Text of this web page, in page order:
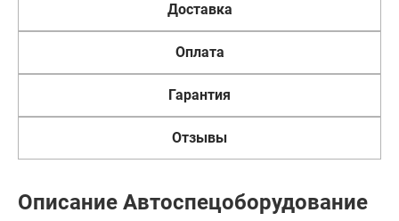
Доставка
Оплата
Гарантия
Отзывы
Описание Автоспецоборудование